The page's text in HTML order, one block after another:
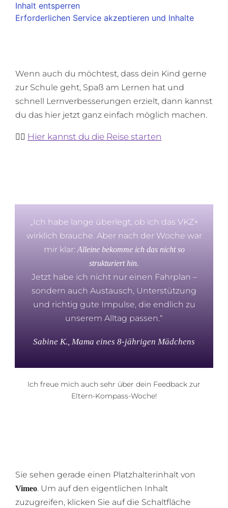
Inhalt entsperren
Erforderlichen Service akzeptieren und Inhalte
Wenn auch du möchtest, dass dein Kind gerne
zur Schule geht, Spaß am Lernen hat und
schnell Lernverbesserungen erzielt, dann kannst
du das hier jetzt ganz einfach möglich machen.
👉🏻 Hier kannst du die Reise starten
„Ich habe lange überlegt, ob ich das VKZ+
wirklich brauche. Aber nach der Woche war
mir klar:Alleine bekomme ich das nicht so
strukturiert hin.
Jetzt habe ich nicht nur einen Fahrplan –
sondern auch Austausch, Unterstützung
und richtig gute Impulse, die endlich zu
unserem Alltag passen.“
Sabine K., Mama eines 8-jährigen Mädchens
Ich freue mich auch sehr über dein Feedback zur
Eltern-Kompass-Woche!
Sie sehen gerade einen Platzhalterinhalt von
Vimeo. Um auf den eigentlichen Inhalt
zuzugreifen, klicken Sie auf die Schaltfläche